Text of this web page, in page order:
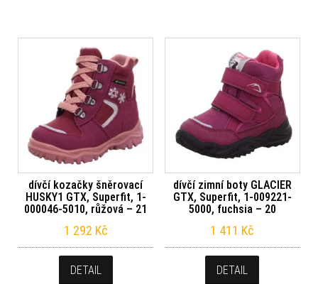
dívčí kozačky šněrovací
HUSKY1 GTX, Superfit, 1-
000046-5010, růžová – 21
1 292 Kč
DETAIL
dívčí zimní boty GLACIER
GTX, Superfit, 1-009221-
5000, fuchsia – 20
1 411 Kč
DETAIL